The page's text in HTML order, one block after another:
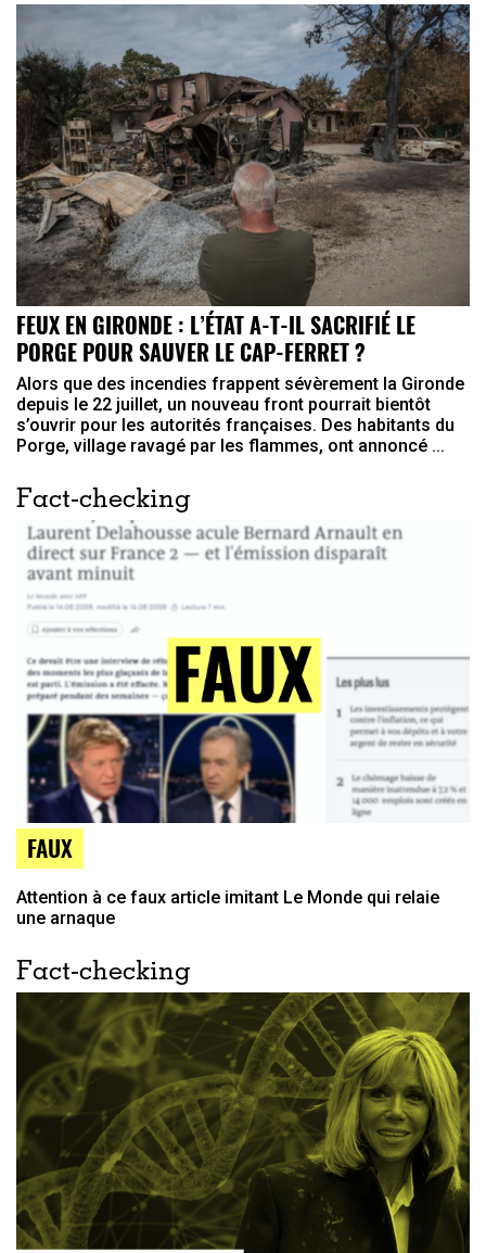
FEUX EN GIRONDE : L’ÉTAT A-T-IL SACRIFIÉ LE
PORGE POUR SAUVER LE CAP-FERRET ?
Alors que des incendies frappent sévèrement la Gironde
depuis le 22 juillet, un nouveau front pourrait bientôt
s’ouvrir pour les autorités françaises. Des habitants du
Porge, village ravagé par les flammes, ont annoncé ...
Fact-checking
FAUX
Attention à ce faux article imitant Le Monde qui relaie
une arnaque
Fact-checking